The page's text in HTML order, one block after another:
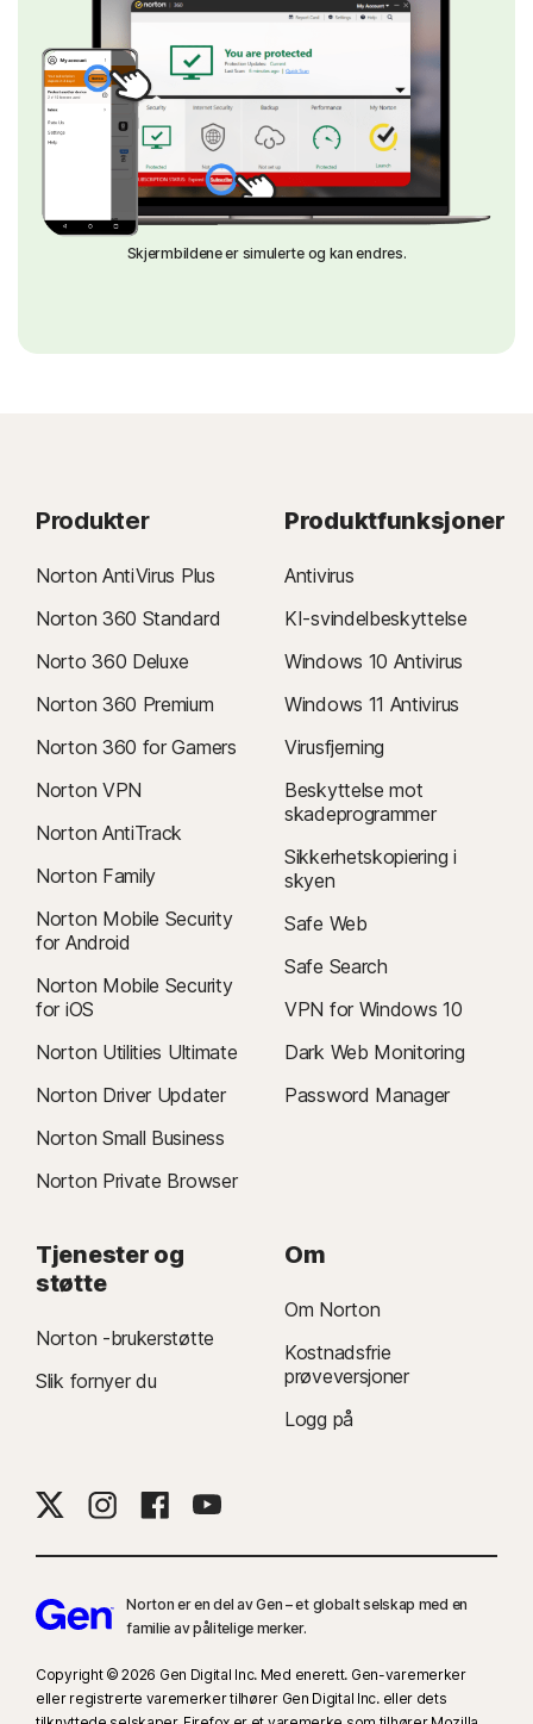
Skjermbildene er simulerte og kan endres.
Produkter
Norton AntiVirus Plus
Norton 360 Standard
Norto 360 Deluxe
Norton 360 Premium
Norton 360 for Gamers
Norton VPN
Norton AntiTrack
Norton Family
Norton Mobile Security
for Android
Norton Mobile Security
for iOS
Norton Utilities Ultimate
Norton Driver Updater
Norton Small Business
Norton Private Browser
Produktfunksjoner
Antivirus
KI-svindelbeskyttelse
Windows 10 Antivirus
Windows 11 Antivirus
Virusfjerning
Beskyttelse mot
skadeprogrammer
Sikkerhetskopiering i
skyen
Safe Web
Safe Search
VPN for Windows 10
Dark Web Monitoring
Password Manager
Tjenester og
støtte
Norton -brukerstøtte
Slik fornyer du
Om
Om Norton
Kostnadsfrie
prøveversjoner
Logg på
Norton er en del av Gen – et globalt selskap med en
familie av pålitelige merker.
Copyright © 2026 Gen Digital Inc. Med enerett. Gen-varemerker
eller registrerte varemerker tilhører Gen Digital Inc. eller dets